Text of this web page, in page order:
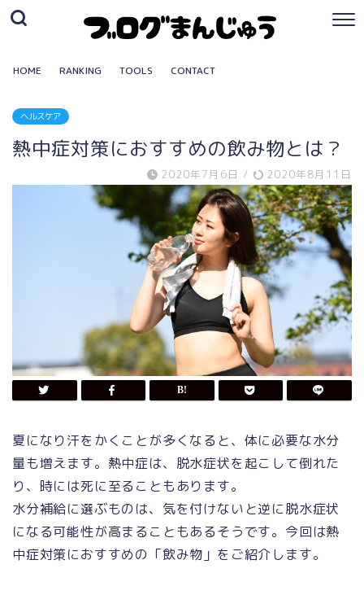
HOME RANKING TOOLS CONTACT
ヘルスケア
熱中症対策におすすめの飲み物とは？
2020年7月6日 / 2020年8月11日
夏になり汗をかくことが多くなると、体に必要な水分
量も増えます。熱中症は、脱水症状を起こして倒れた
り、時には死に至ることもあります。
水分補給に選ぶものは、気を付けないと逆に脱水症状
になる可能性が高まることもあるそうです。今回は熱
中症対策におすすめの「飲み物」をご紹介します。